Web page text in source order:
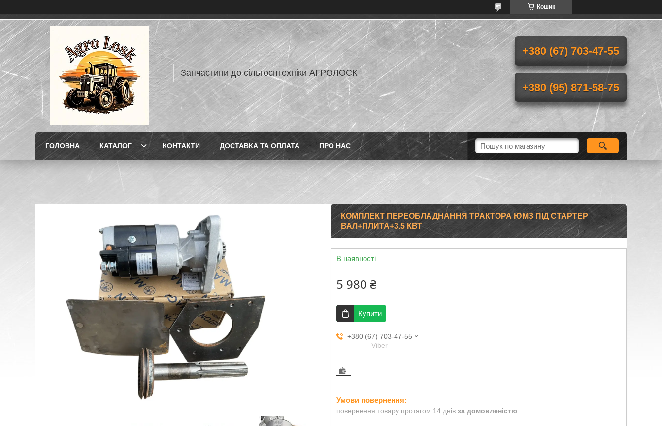
Кошик
Запчастини до сільгосптехніки АГРОЛОСК
+380 (67) 703-47-55
+380 (95) 871-58-75
ГОЛОВНА КАТАЛОГ КОНТАКТИ ДОСТАВКА ТА ОПЛАТА ПРО НАС
КОМПЛЕКТ ПЕРЕОБЛАДНАННЯ ТРАКТОРА ЮМЗ ПІД СТАРТЕР
ВАЛ+ПЛИТА+3.5 КВТ
В наявності
5 980 ₴
Купити
+380 (67) 703-47-55
Viber
повернення товару протягом 14 днів за домовленістю